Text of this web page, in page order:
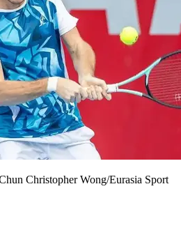
Christopher Wong/Eurasia Sport